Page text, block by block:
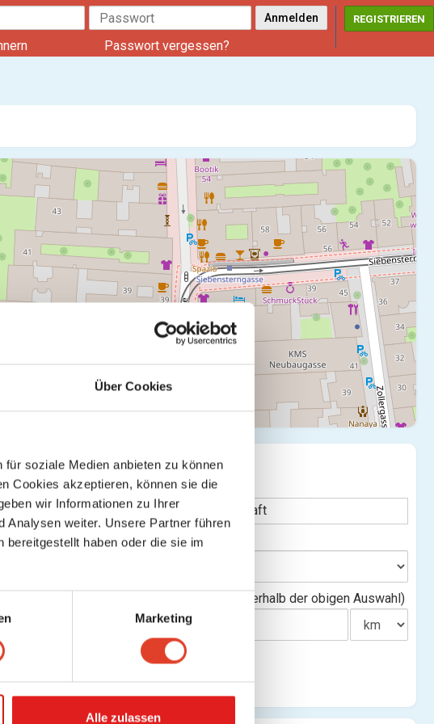
Über Cookies
soziale Medien anbieten zu können
Cookies akzeptieren, können sie die
wir Informationen zu Ihrer
Analysen weiter. Unsere Partner führen
haben oder die sie im
Marketing
Alle zulassen
Passwort vergessen?
REGISTRIEREN
SUCHE
Stichwort
Bundesland
Entfernung(innerhalb der obigen Auswahl)
Karte verbergen
ansehen)